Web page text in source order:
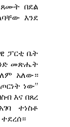
በደል
እንደ
ፓርቲ ቤት
መጽሔት
አለው።
ነው”
እና በጸረ
ተነስቶ